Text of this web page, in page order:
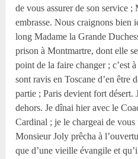
de vous assurer de son service
embrasse. Nous craignons bien
long Madame la Grande
prison à Montmartre, dont elle
point de la faire changer ; c’est
sont ravis en Toscane d’en être
partie ; Paris devient fort désert.
dehors. Je dînai hier avec le
Cardinal ; je le chargeai de vous
Monsieur Joly prêcha à
que d’une vieille évangile et